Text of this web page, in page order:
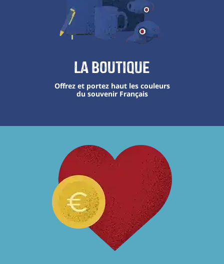
La boutique
Offrez et portez haut les couleurs
du souvenir Français